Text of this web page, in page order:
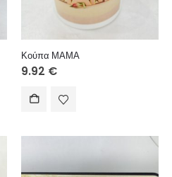
Κούπα ΜΑΜΑ
9.92 €